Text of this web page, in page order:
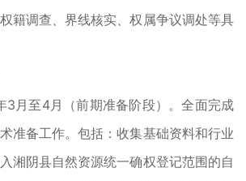
籍调查、界线核实、权属争议调处等具
至4月（前期准备阶段）。全面完成
准备工作。包括：收集基础资料和行业
湘阴县自然资源统一确权登记范围的自